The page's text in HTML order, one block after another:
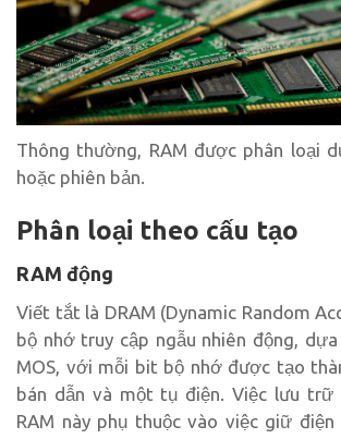
Thông thường, RAM được phân loại
hoặc phiên bản.
Phân loại theo cấu tạo
RAM động
Viết tắt là DRAM (Dynamic Random
bộ nhớ truy cập ngẫu nhiên động,
MOS, với mỗi bit bộ nhớ được tạo
bán dẫn và một tụ điện. Việc lưu trữ
RAM này phụ thuộc vào việc giữ